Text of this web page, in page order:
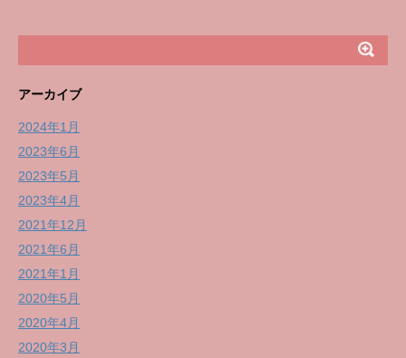
アーカイブ
2024年1月
2023年6月
2023年5月
2023年4月
2021年12月
2021年6月
2021年1月
2020年5月
2020年4月
2020年3月